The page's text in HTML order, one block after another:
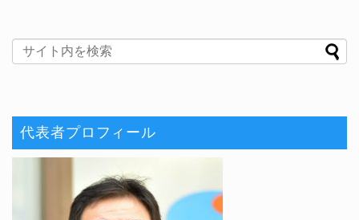
代表者プロフィール